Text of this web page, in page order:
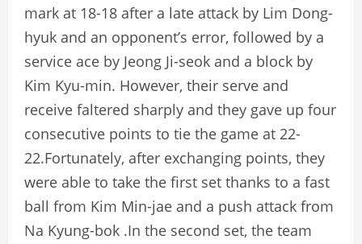
mark at 18-18 after a late attack by Lim Dong-
hyuk and an opponent’s error, followed by a
service ace by Jeong Ji-seok and a block by
Kim Kyu-min. However, their serve and
receive faltered sharply and they gave up four
consecutive points to tie the game at 22-
22.Fortunately, after exchanging points, they
were able to take the first set thanks to a fast
ball from Kim Min-jae and a push attack from
Na Kyung-bok .In the second set, the team